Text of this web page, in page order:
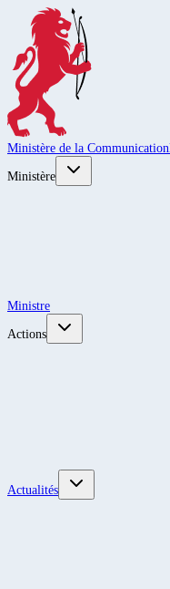
Ministère de la Communication
Ministère
Ministre
Actions
Actualités